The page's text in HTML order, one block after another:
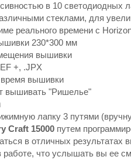
в 10 светодиодных
стеклами, для
реального времени с
230*300 мм
вышивки
+, .JPX
время вышивки
вышивать "Ришелье"
лапку 3 путями
Craft 15000 путем
в отличных результатах
что услышать вы ее